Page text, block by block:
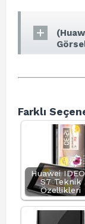
Farklı
Huawei
S7 Teknik
Özellikleri